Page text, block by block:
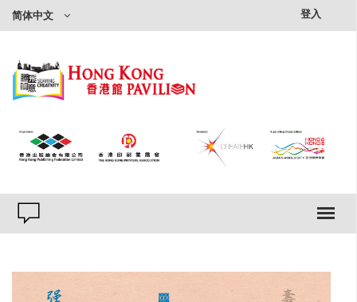
简体中文 登入×